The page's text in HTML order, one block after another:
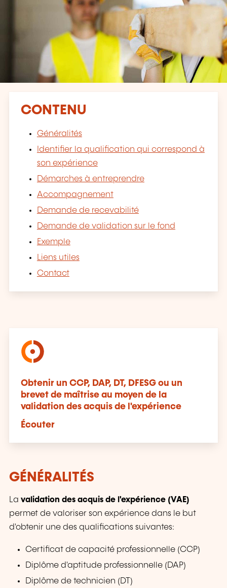
CONTENU
Généralités
Identifier la qualification qui correspond à
son expérience
Démarches à entreprendre
Accompagnement
Demande de recevabilité
Demande de validation sur le fond
Exemple
Liens utiles
Contact
Obtenir un CCP, DAP, DT, DFESG ou un
brevet de maîtrise au moyen de la
validation des acquis de l'expérience
Écouter
GÉNÉRALITÉS
La validation des acquis de l'expérience (VAE)
permet de valoriser son expérience dans le but
d'obtenir une des qualifications suivantes:
Certificat de capacité professionnelle (CCP)
Diplôme d'aptitude professionnelle (DAP)
Diplôme de technicien (DT)